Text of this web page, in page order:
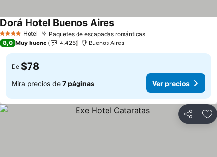
4 EstrellasHotel Paquetes de escapadas románticas
Dorá Hotel Buenos Aires
8,0 Muy bueno 4.425 Buenos Aires
De $78
Mira precios de 7 páginas Ver precios
Compartir